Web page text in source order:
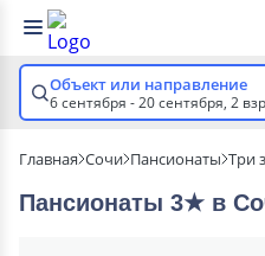
Объект или направление
6 сентября - 20 сентября, 2
Главная Сочи Пансионаты Три
Пансионаты 3★ в